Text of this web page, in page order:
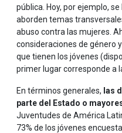
pública. Hoy, por ejemplo,
aborden temas
abuso contra las mujeres.
consideraciones de género
que tienen los jóvenes
primer lugar corresponde a
En términos generales, las
parte del Estado o
Juventudes de América
73% de los jóvenes